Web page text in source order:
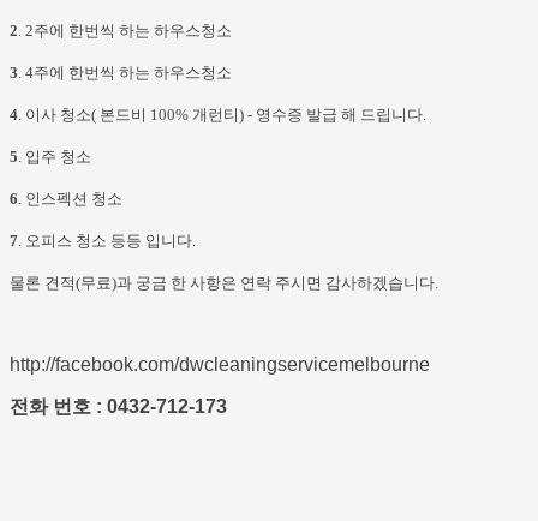
2. 2주에 한번씩 하는 하우스청소
3. 4주에 한번씩 하는 하우스청소
4. 이사 청소( 본드비 100% 개런티) - 영수증 발급 해 드립니다.
5. 입주 청소
6. 인스펙션 청소
7. 오피스 청소 등등 입니다.
물론 견적(무료)과 궁금 한 사항은 연락 주시면 감사하겠습니다.
http://facebook.com/dwcleaningservicemelbourne
전화 번호 : 0432-712-173